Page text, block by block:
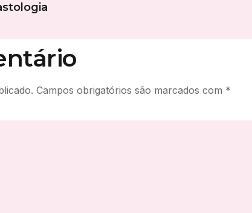
Campos obrigatórios são marcados com *